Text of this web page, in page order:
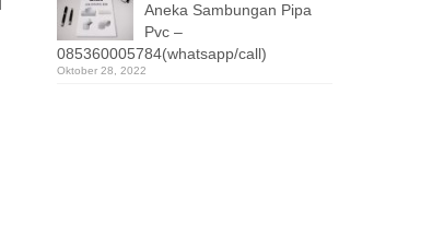
Aneka Sambungan Pipa
Pvc –
085360005784(whatsapp/call)
Oktober 28, 2022